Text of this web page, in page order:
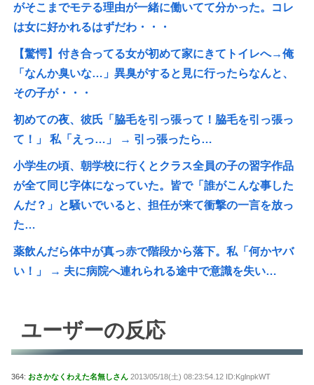
がそこまでモテる理由が一緒に働いてて分かった。コレ
は女に好かれるはずだわ・・・
【驚愕】付き合ってる女が初めて家にきてトイレへ→俺
「なんか臭いな…」異臭がすると見に行ったらなんと、
その子が・・・
初めての夜、彼氏「脇毛を引っ張って！脇毛を引っ張っ
て！」 私「えっ…」 → 引っ張ったら…
小学生の頃、朝学校に行くとクラス全員の子の習字作品
が全て同じ字体になっていた。皆で「誰がこんな事した
んだ？」と騒いでいると、担任が来て衝撃の一言を放っ
た…
薬飲んだら体中が真っ赤で階段から落下。私「何かヤバ
い！」 → 夫に病院へ連れられる途中で意識を失い…
ユーザーの反応
364: おさかなくわえた名無しさん 2013/05/18(土) 08:23:54.12 ID:KglnpkWT